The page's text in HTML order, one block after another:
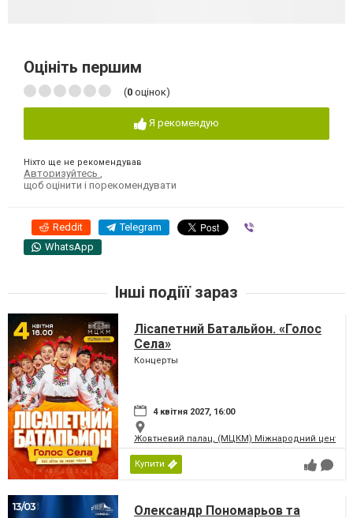
Оцініть першим
(0 оцінок)
Я рекомендую
Ніхто ще не рекомендував
Авторизуйтесь
щоб оцінити і порекомендувати
Reddit Telegram
WhatsApp
Інші подіїї зараз
Лісапетний Батальйон. «Голос
Села»
Концерты
4 квітня 2027, 16:00
Жовтневий палац, (МЦКМ) Міжнародний центр
Купити
Олександр Пономарьов та